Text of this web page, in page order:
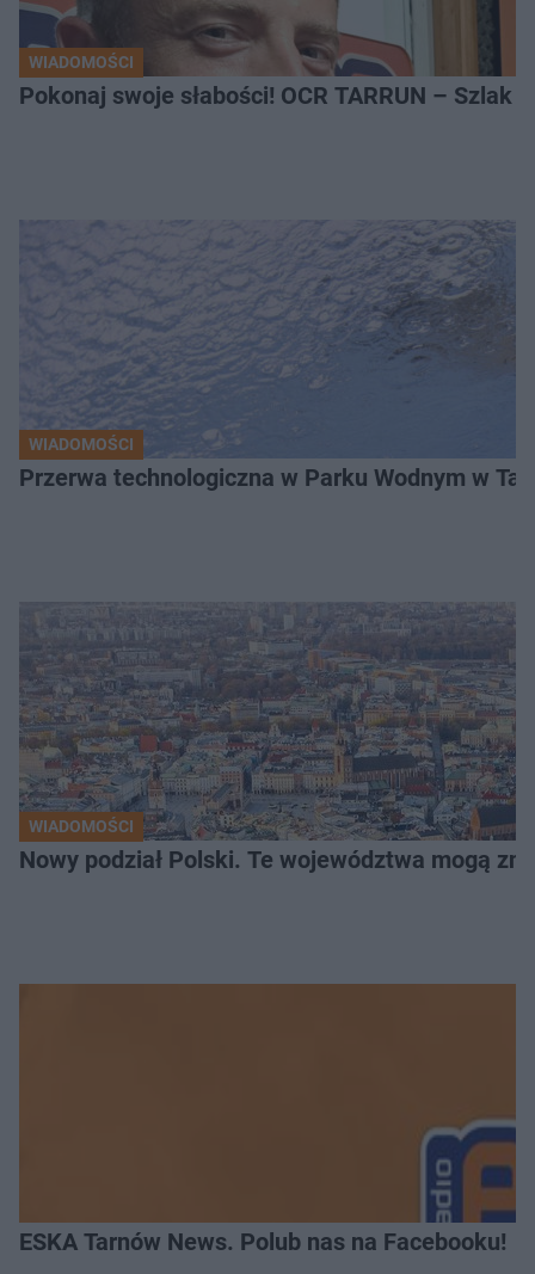
WIADOMOŚCI
Pokonaj swoje słabości! OCR TARRUN – Szlak
WIADOMOŚCI
Przerwa technologiczna w Parku Wodnym w
WIADOMOŚCI
Nowy podział Polski. Te województwa mogą
ESKA Tarnów News. Polub nas na Facebooku!